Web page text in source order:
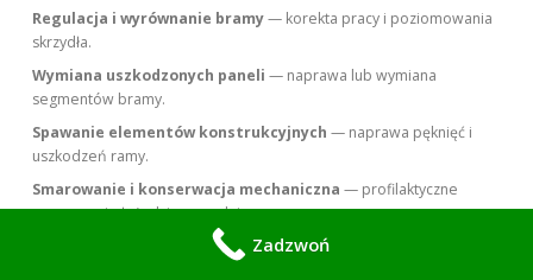
Regulacja i wyrównanie bramy— korekta pracy i poziomowania
skrzydła.
Wymiana uszkodzonych paneli — naprawa lub wymiana
segmentów bramy.
Spawanie elementów konstrukcyjnych — naprawa pęknięć i
uszkodzeń ramy.
Smarowanie i konserwacja mechaniczna — profilaktyczne
smarowanie łożysk i prowadnic.
Wymiana napędu elektrycznego— montaż nowego silnika do
Zadzwoń